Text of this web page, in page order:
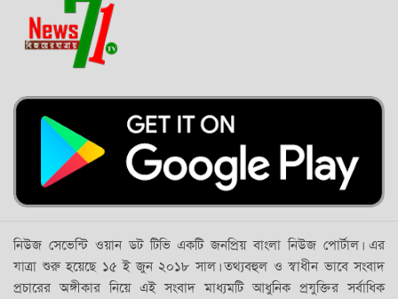
নিউজ সেভেন্টি ওয়ান ডট টিভি একটি জনপ্রিয় বাংলা নিউজ পোর্টাল। এর
যাত্রা শুরু হয়েছে ১৫ ই জুন ২০১৮ সাল। তথ্যবহুল ও স্বাধীন ভাবে সংবাদ
প্রচারের অঙ্গীকার নিয়ে এই সংবাদ মাধ্যমটি আধুনিক প্রযুক্তির সর্বাধিক